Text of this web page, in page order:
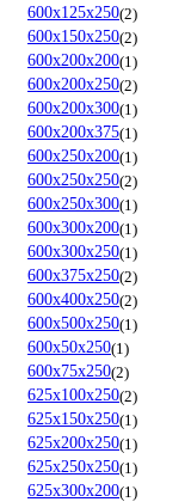
600х125х250 2
600х150х250 2
600х200х200 1
600х200х250 2
600х200х300 1
600х200х375 1
600х250х200 1
600х250х250 2
600х250х300 1
600х300х200 1
600х300х250 1
600х375х250 2
600х400х250 2
600х500х250 1
600х50х250 1
600х75х250 2
625х100х250 2
625х150х250 1
625х200х250 1
625х250х250 1
625х300х200 1